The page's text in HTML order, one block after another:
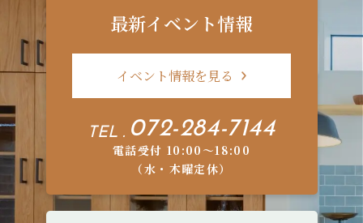
最新イベント情報
イベント情報を見る
TEL . 072-284-7144
電話受付 10:00〜18:00
（水・木曜定休）